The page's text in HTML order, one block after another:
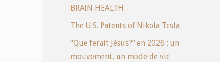
BRAIN HEALTH
The U.S. Patents of Nikola Tesla
“Que ferait Jésus?” en 2026 : un
mouvement, un mode de vie